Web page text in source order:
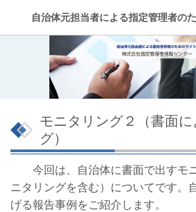
自治体元担当者による指定管理者の
モニタリング２（書面
グ）
今回は、自治体に書面で出すモ
ニタリングを含む）についてです。
げる報告事例をご紹介します。